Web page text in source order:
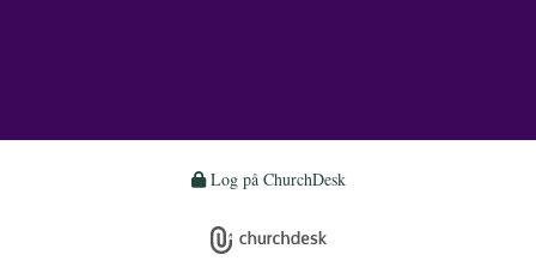
Log på ChurchDesk